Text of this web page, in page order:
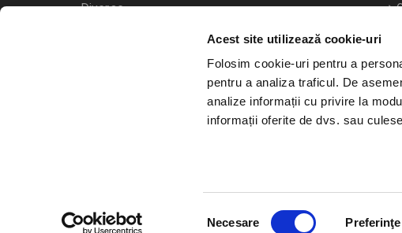
Acest site utilizează cookie-uri
Folosim cookie-uri pentru a
pentru a analiza traficul. De
analize informații cu privire la
informații oferite de dvs. sau
Necesare Preferinţe
Diverse
Calendarul evenimentelor
Bilete.ro
A.N.P.C.
O.D.R.